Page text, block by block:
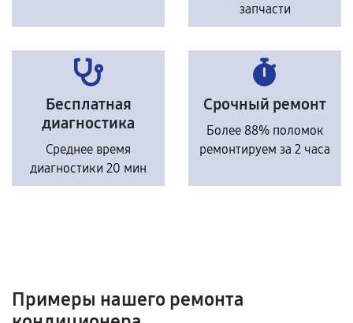
запчасти
Бесплатная
диагностика
Среднее время
диагностики 20 мин
Срочный ремонт
Более 88% поломок
ремонтируем за 2 часа
Примеры нашего ремонта